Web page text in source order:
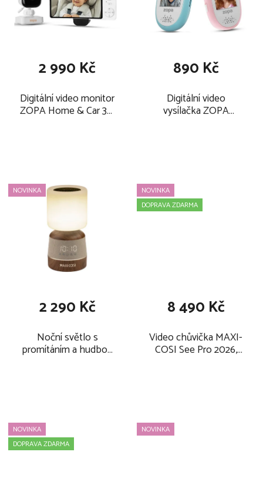
technologii se už dá na tyto produkty spolehnout.
up
Digitální video monitor
ZOPA Home & Car 3v1
2 990 Kč
Digitální video
vysílačka ZOPA
890 Kč
NOVINKA
Noční světlo s
promítáním a hudbou
2 290 Kč
NOVINKA
DOPRAVA ZDARMA
Video chůvička MAXI-
COSI See Pro 2026,
8 490 Kč
NOVINKA
DOPRAVA ZDARMA
NOVINKA